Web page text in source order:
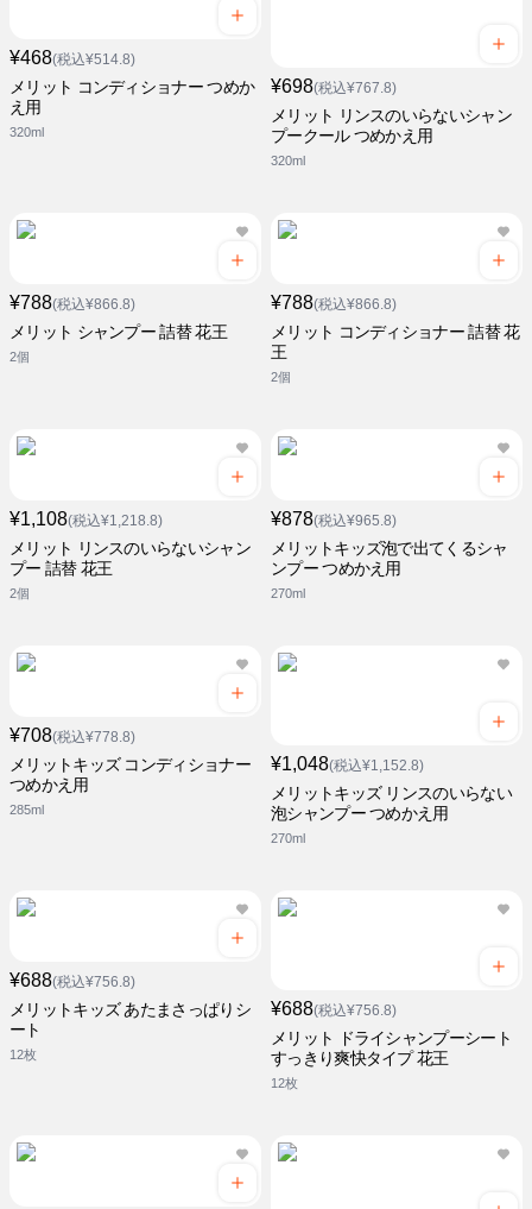
¥468(税込¥514.8)
メリット コンディショナー つめか
え用
320ml
¥698(税込¥767.8)
メリット リンスのいらないシャン
プークール つめかえ用
320ml
¥788(税込¥866.8)
メリット シャンプー 詰替 花王
2個
¥788(税込¥866.8)
メリット コンディショナー 詰替 花
王
2個
¥1,108(税込¥1,218.8)
メリット リンスのいらないシャン
プー 詰替 花王
2個
¥878(税込¥965.8)
メリットキッズ泡で出てくるシャ
ンプー つめかえ用
270ml
¥708(税込¥778.8)
メリットキッズ コンディショナー
つめかえ用
285ml
¥1,048(税込¥1,152.8)
メリットキッズ リンスのいらない
泡シャンプー つめかえ用
270ml
¥688(税込¥756.8)
メリットキッズ あたまさっぱりシ
ート
12枚
¥688(税込¥756.8)
メリット ドライシャンプーシート
すっきり爽快タイプ 花王
12枚